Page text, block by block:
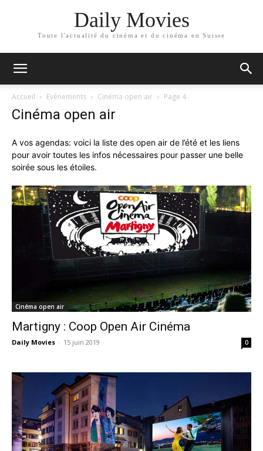
Daily Movies
Toute l'actualité du cinéma et du cinéma en Suisse
Accueil Evénements Cinéma open air Page 4
Cinéma open air
A vos agendas: voici la liste des open air de l’été et les liens
pour avoir toutes les infos nécessaires pour passer une belle
soirée sous les étoiles.
Cinéma open air
Martigny : Coop Open Air Cinéma
Daily Movies - 15 juin 2019 0